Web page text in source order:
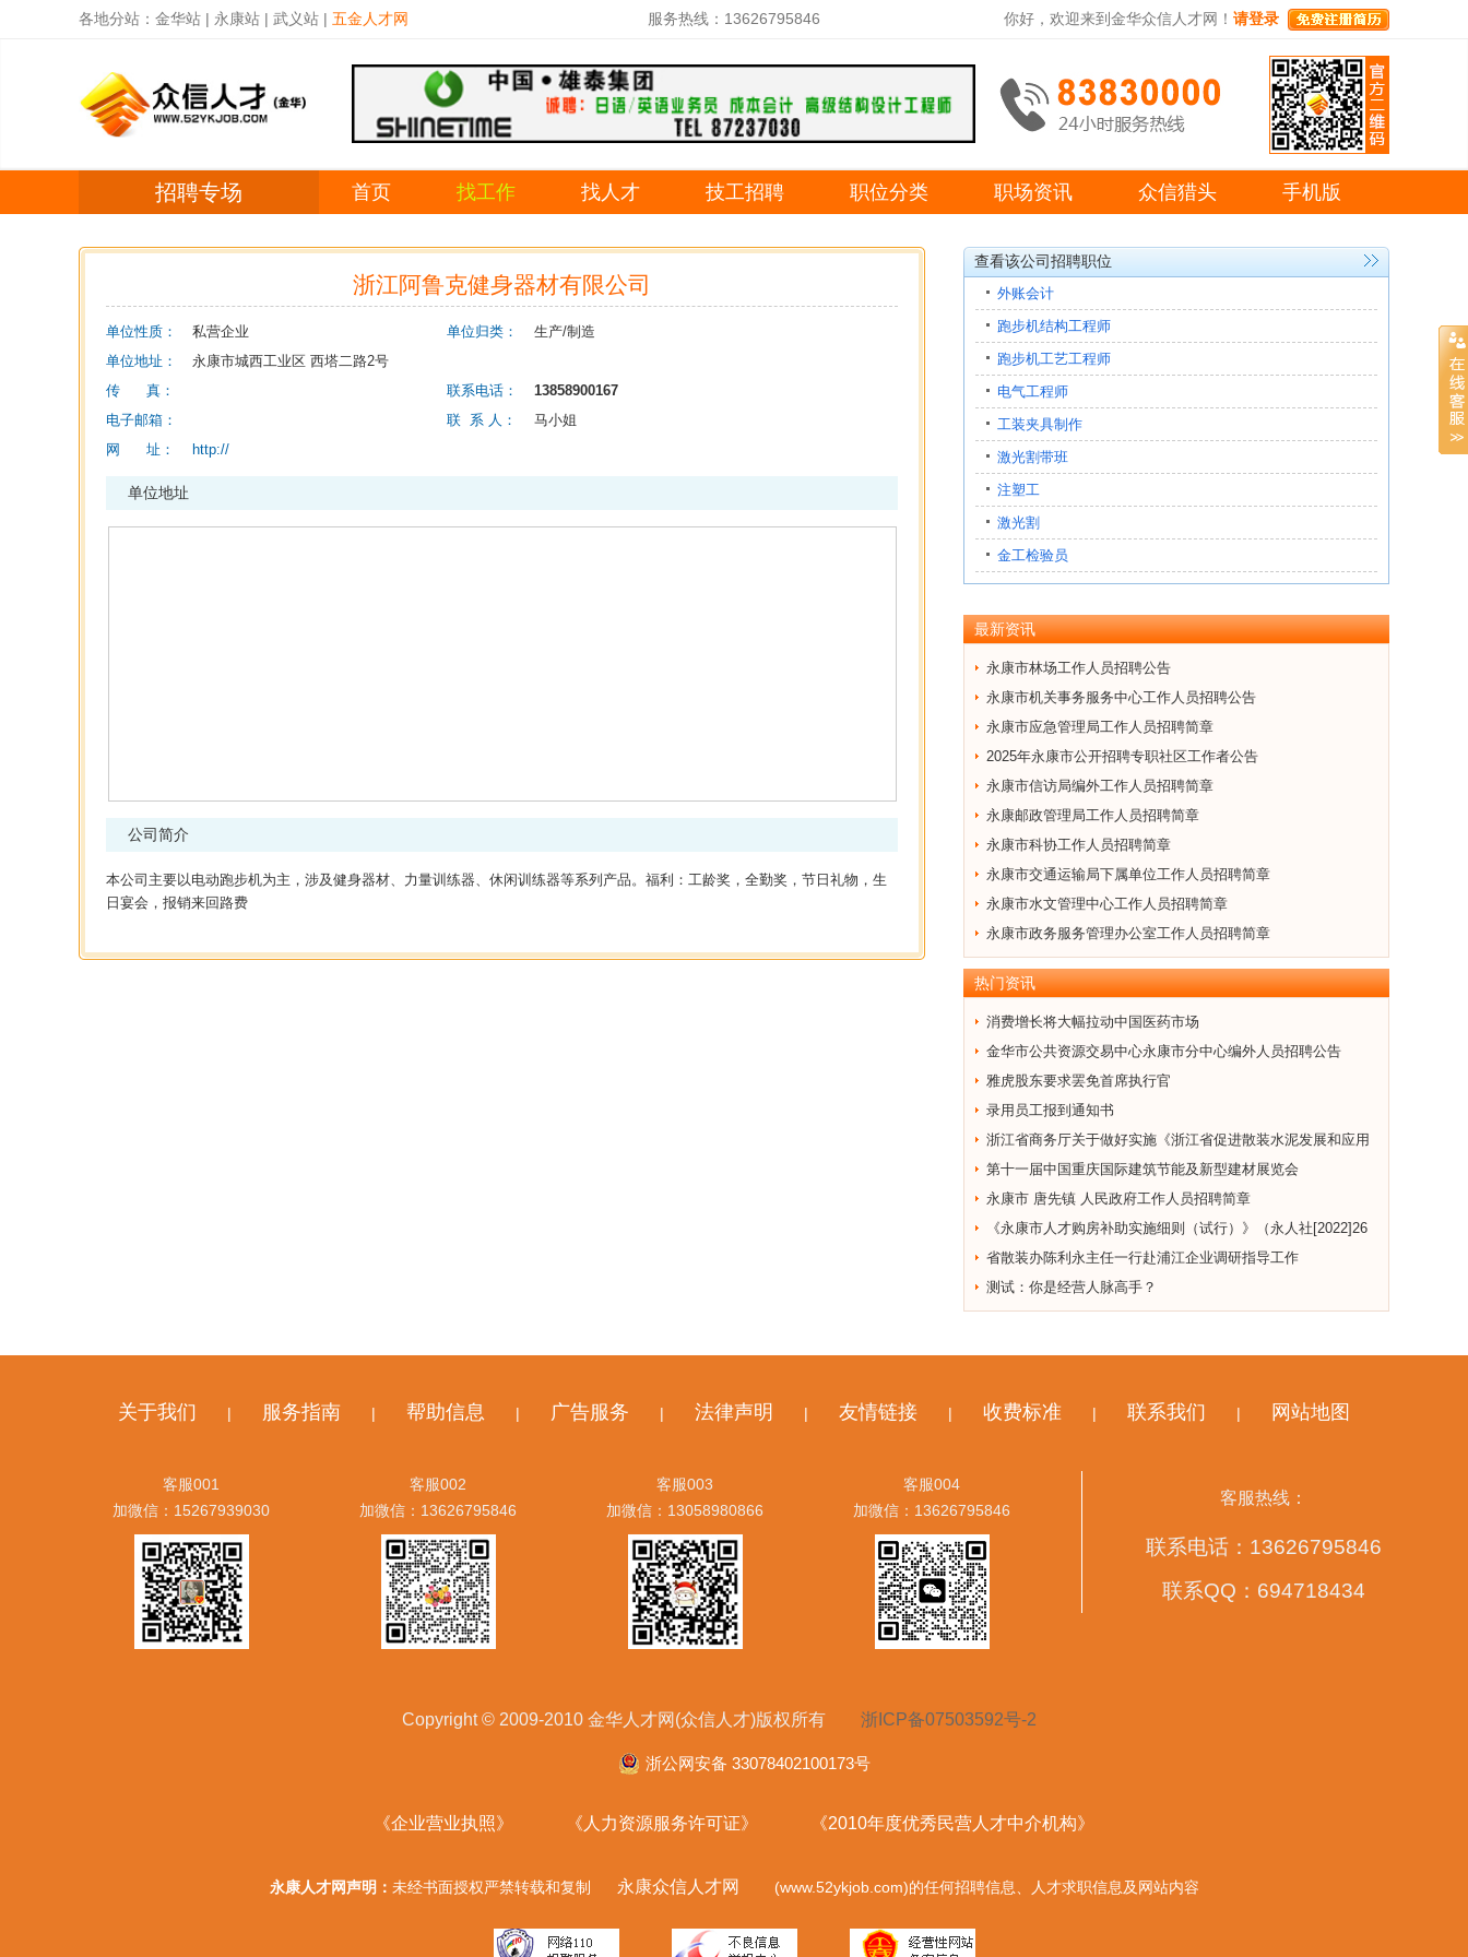
各地分站： 金华站 | 永康站 | 武义站 | 五金人才网 服务热线：13626795846 你好，欢迎来到金华众信人才网！ 请登录
招聘专场 首页 找工作 找人才 技工招聘 职位分类 职场资讯 众信猎头 手机版
浙江阿鲁克健身器材有限公司
单位性质： 私营企业 单位归类：
生产/制造
单位地址：
永康市城西工业区 西塔二路2号
传 真：
联系电话：
13858900167
电子邮箱：
联 系 人：
马小姐
网 址：
http://
单位地址
公司简介
本公司主要以电动跑步机为主，涉及健身器材、力量训练器、休闲训练器等系列产品。福利：工龄奖，全勤奖，节日礼物，生
日宴会，报销来回路费
查看该公司招聘职位
外账会计
跑步机结构工程师
跑步机工艺工程师
电气工程师
工装夹具制作
激光割带班
注塑工
激光割
金工检验员
最新资讯
永康市林场工作人员招聘公告
永康市机关事务服务中心工作人员招聘公告
永康市应急管理局工作人员招聘简章
2025年永康市公开招聘专职社区工作者公告
永康市信访局编外工作人员招聘简章
永康邮政管理局工作人员招聘简章
永康市科协工作人员招聘简章
永康市交通运输局下属单位工作人员招聘简章
永康市水文管理中心工作人员招聘简章
永康市政务服务管理办公室工作人员招聘简章
热门资讯
消费增长将大幅拉动中国医药市场
金华市公共资源交易中心永康市分中心编外人员招聘公告
雅虎股东要求罢免首席执行官
录用员工报到通知书
浙江省商务厅关于做好实施《浙江省促进散装水泥发展和应用
条例》有关行政处罚工作的通知
第十一届中国重庆国际建筑节能及新型建材展览会
永康市 唐先镇 人民政府工作人员招聘简章
《永康市人才购房补助实施细则（试行）》（永人社[2022]26
号)
省散装办陈利永主任一行赴浦江企业调研指导工作
测试：你是经营人脉高手？
关于我们 | 服务指南 | 帮助信息 | 广告服务 | 法律声明 | 友情链接 | 收费标准 | 联系我们 | 网站地图
客服001
加微信：15267939030
客服002
加微信：13626795846
客服003
加微信：13058980866
客服004
加微信：13626795846
客服热线：
联系电话：13626795846
联系QQ：694718434
Copyright © 2009-2010 金华人才网(众信人才)版权所有 浙ICP备07503592号-2
浙公网安备 33078402100173号
《企业营业执照》 《人力资源服务许可证》 《2010年度优秀民营人才中介机构》
永康人才网声明： 未经书面授权严禁转载和复制 永康众信人才网 (www.52ykjob.com)的任何招聘信息、人才求职信息及网站内容